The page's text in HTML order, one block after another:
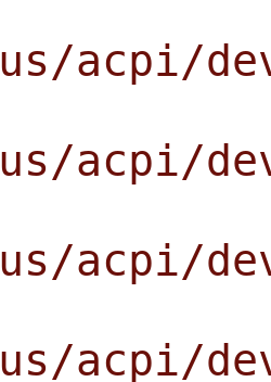
acpi/
acpi/
acpi/
acpi/